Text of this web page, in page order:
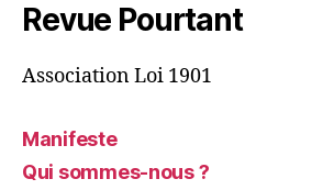
Revue Pourtant
Association Loi 1901
Manifeste
Qui sommes-nous ?